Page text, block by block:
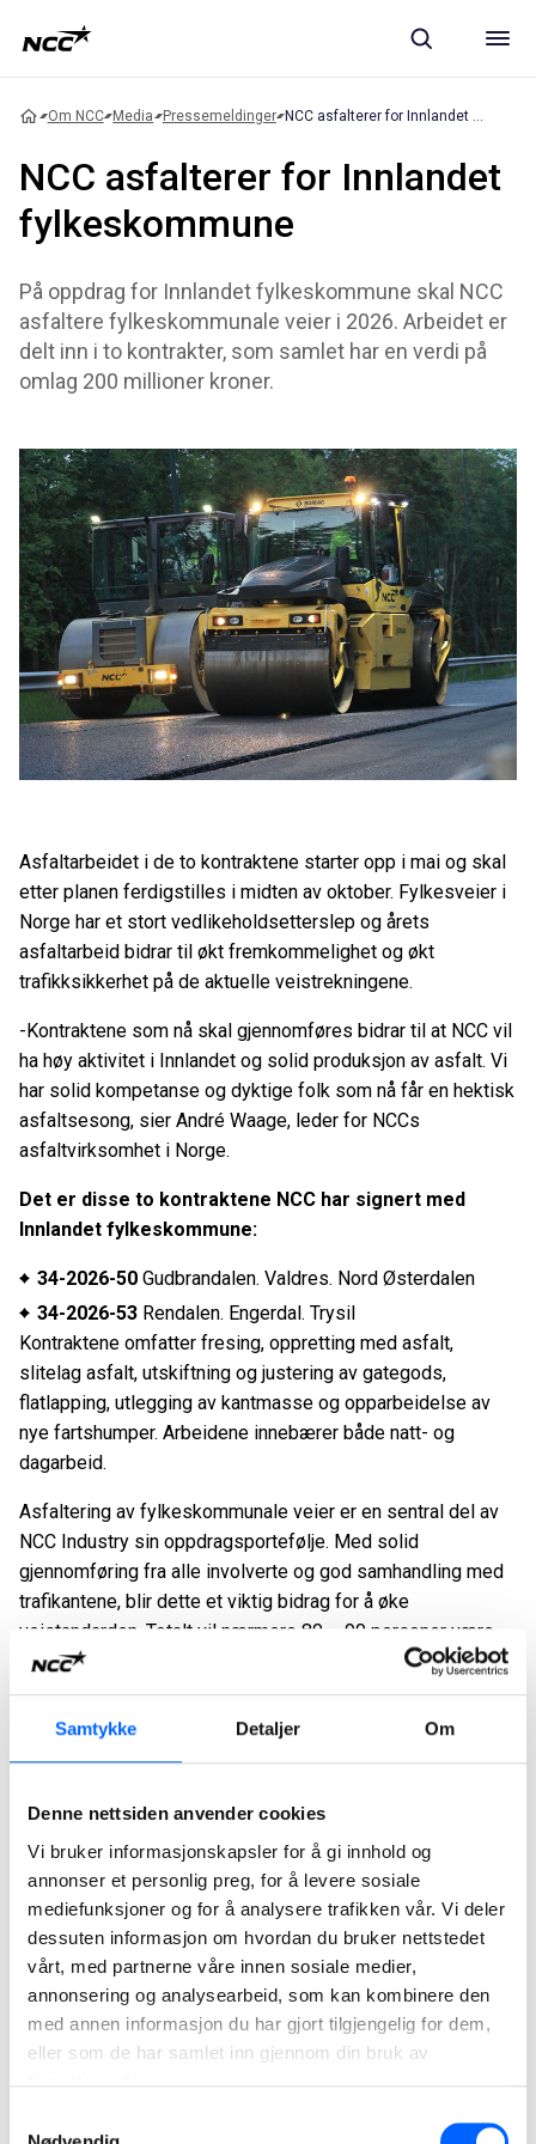
Samtykke Detaljer Om
Denne nettsiden anvender cookies
Vi bruker informasjonskapsler for å gi innhold og
annonser et personlig preg, for å levere sosiale
mediefunksjoner og for å analysere trafikken vår. Vi deler
dessuten informasjon om hvordan du bruker nettstedet
vårt, med partnerne våre innen sosiale medier,
annonsering og analysearbeid, som kan kombinere den
med annen informasjon du har gjort tilgjengelig for dem,
eller som de har samlet inn gjennom din bruk av
Om NCC Media Pressemeldinger
NCC asfalterer for Innlandet
fylkeskommune
På oppdrag for Innlandet fylkeskommune skal NCC
asfaltere fylkeskommunale veier i 2026. Arbeidet er
delt inn i to kontrakter, som samlet har en verdi på
omlag 200 millioner kroner.
Asfaltarbeidet i de to kontraktene starter opp i mai og skal
etter planen ferdigstilles i midten av oktober. Fylkesveier i
Norge har et stort vedlikeholdsetterslep og årets
asfaltarbeid bidrar til økt fremkommelighet og økt
trafikksikkerhet på de aktuelle veistrekningene.
-Kontraktene som nå skal gjennomføres bidrar til at NCC vil
ha høy aktivitet i Innlandet og solid produksjon av asfalt. Vi
har solid kompetanse og dyktige folk som nå får en hektisk
asfaltsesong, sier André Waage, leder for NCCs
asfaltvirksomhet i Norge.
Det er disse to kontraktene NCC har signert med
Innlandet fylkeskommune:
34-2026-50 Gudbrandalen. Valdres. Nord Østerdalen
34-2026-53 Rendalen. Engerdal. Trysil
Kontraktene omfatter fresing, oppretting med asfalt,
slitelag asfalt, utskiftning og justering av gategods,
flatlapping, utlegging av kantmasse og opparbeidelse av
nye fartshumper. Arbeidene innebærer både natt- og
dagarbeid.
Asfaltering av fylkeskommunale veier er en sentral del av
NCC Industry sin oppdragsportefølje. Med solid
gjennomføring fra alle involverte og god samhandling med
trafikantene, blir dette et viktig bidrag for å øke
veistandarden. Totalt vil nærmere 80 – 90 personer være
involvert i arbeidet.
Vi har ansatte og samarbeidspartnere som har god erfaring
og er godt opplært til å gjennomføre arbeidet på en sikker
trygt frem, avslutter André Waage.
Kontraktene, med en samlet verdi på om lag 200 millioner
kroner, registreres i forretningsområdet Industry i Q1 2026.
Bildetekst:
NCC Industry skal asfaltere for Innlandet fylkeskommune.
FOTO: NCC
André Waage, Head of department NCC Industry. t. 92 02 50